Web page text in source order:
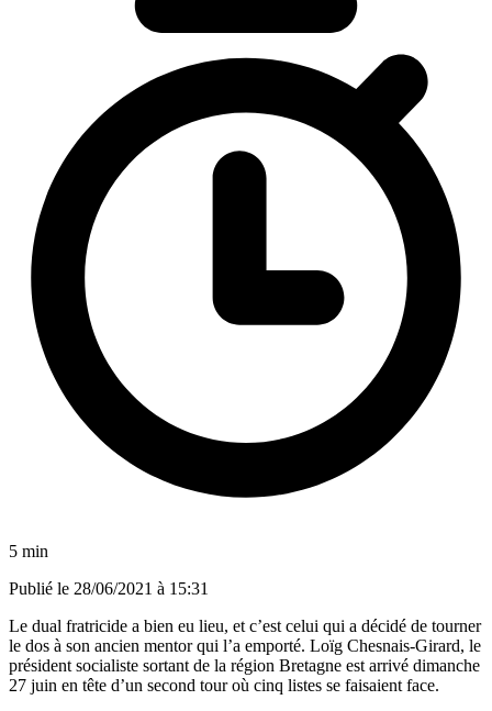
5 min
Publié le 28/06/2021 à 15:31
Le dual fratricide a bien eu lieu, et c’est celui qui a décidé de tourner
le dos à son ancien mentor qui l’a emporté. Loïg Chesnais-Girard, le
président socialiste sortant de la région Bretagne est arrivé dimanche
27 juin en tête d’un second tour où cinq listes se faisaient face.